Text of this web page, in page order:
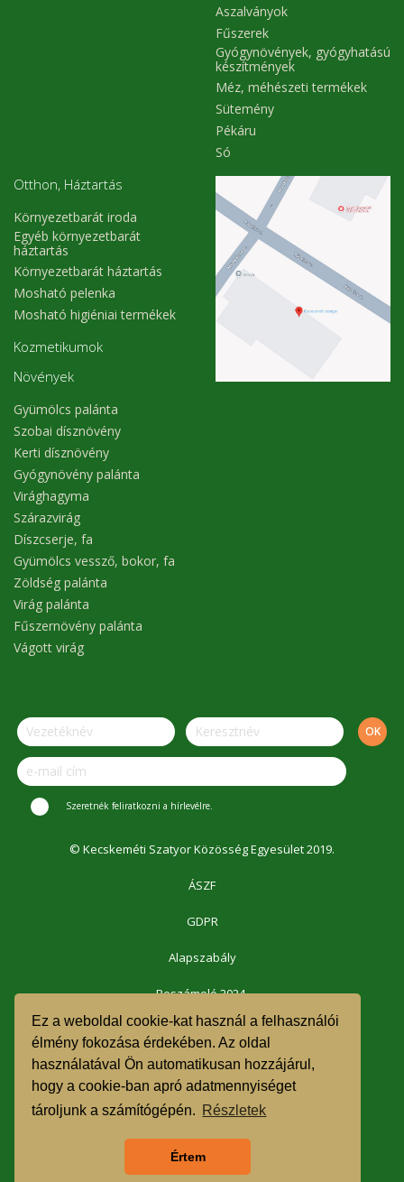
Ez a weboldal cookie-kat használ a felhasználói
élmény fokozása érdekében. Az oldal
használatával Ön automatikusan hozzájárul,
hogy a cookie-ban apró adatmennyiséget
tároljunk a számítógépén. Részletek
Értem
Aszalványok
Fűszerek
Gyógynövények, gyógyhatású
készítmények
Méz, méhészeti termékek
Sütemény
Pékáru
Só
Otthon, Háztartás
Környezetbarát iroda
Egyéb környezetbarát
háztartás
Környezetbarát háztartás
Mosható pelenka
Mosható higiéniai termékek
Kozmetikumok
Növények
Gyümölcs palánta
Szobai dísznövény
Kerti dísznövény
Gyógynövény palánta
Virághagyma
Szárazvirág
Díszcserje, fa
Gyümölcs vessző, bokor, fa
Zöldség palánta
Virág palánta
Fűszernövény palánta
Vágott virág
Szeretnék feliratkozni a hírlevélre.
© Kecskeméti Szatyor Közösség Egyesület 2019.
ÁSZF
GDPR
Alapszabály
Beszámoló 2024.
Beszámoló 2023.
Beszámoló 2022.
Beszámoló 2021.
1% felajánlás 2023.